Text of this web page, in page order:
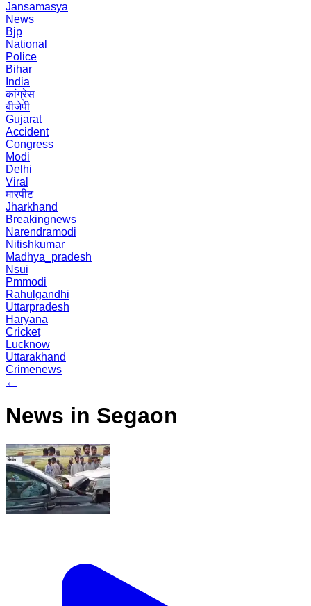
Jansamasya
News
Bjp
National
Police
Bihar
India
कांग्रेस
बीजेपी
Gujarat
Accident
Congress
Modi
Delhi
Viral
मारपीट
Jharkhand
Breakingnews
Narendramodi
Nitishkumar
Madhya_pradesh
Nsui
Pmmodi
Rahulgandhi
Uttarpradesh
Haryana
Cricket
Lucknow
Uttarakhand
Crimenews
←
News in Segaon